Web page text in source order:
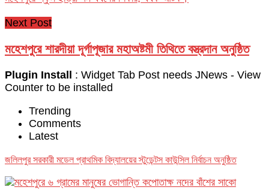
Next Post
মহেশপুরে শারদীয়া দূর্গাপূজার মহাঅষ্টমী তিথিতে বস্ত্রদান অনুষ্ঠিত
Plugin Install : Widget Tab Post needs JNews - View
Counter to be installed
Trending
Comments
Latest
জলিলপুর সরকারী মডেল প্রাথমিক বিদ্যালয়ের স্টুডেন্টস কাউন্সিল নির্বাচন অনুষ্ঠিত